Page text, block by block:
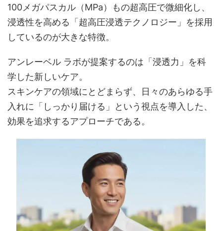
100メガパスカル（MPa）もの超高圧で微細化し、
浸透性を高める「超高圧浸透テクノロジー」を採用
しているのが大きな特徴。
アンレーベル ラボが提案するのは「浸透力」を科
学した新しいケア。
スキンケアの領域にとどまらず、日々のあらゆる手
入れに「しっかり届ける」という視点を導入した、
効果を追求するアプローチである。